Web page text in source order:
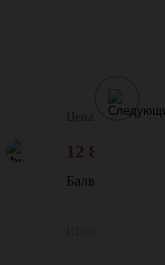
12 800
Балвэни.